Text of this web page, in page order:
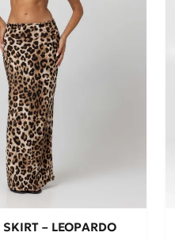
M/L S/M
ΣΤΟ ΚΑΛΆΘΙ →
– LEOPARDO